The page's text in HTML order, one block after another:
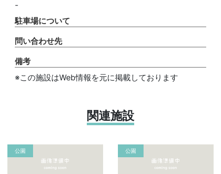
-
駐車場について
問い合わせ先
備考
※この施設はWeb情報を元に掲載しております
関連施設
公園 公園